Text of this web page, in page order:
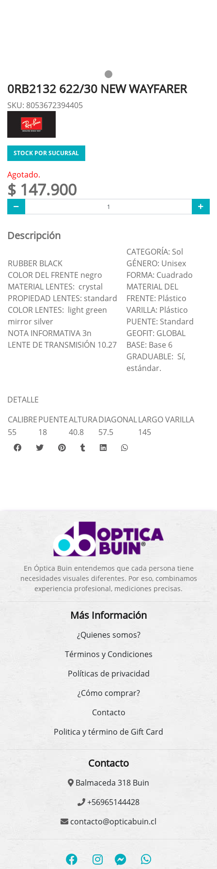
0RB2132 622/30 NEW WAYFARER
SKU: 8053672394405
STOCK POR SUCURSAL
Agotado.
$ 147.900
Descripción
RUBBER BLACK
COLOR DEL FRENTE negro
MATERIAL LENTES: crystal
PROPIEDAD LENTES: standard
COLOR LENTES: light green
mirror silver
NOTA INFORMATIVA 3n
LENTE DE TRANSMISIÓN 10.27
CATEGORÍA: Sol
GÉNERO: Unisex
FORMA: Cuadrado
MATERIAL DEL
FRENTE: Plástico
VARILLA: Plástico
PUENTE: Standard
GEOFIT: GLOBAL
BASE: Base 6
GRADUABLE: Sí,
estándar.
DETALLE
CALIBREPUENTEALTURADIAGONALLARGO VARILLA
55
18 40.8 57.5 145
En Óptica Buin entendemos que cada persona tiene
necesidades visuales diferentes. Por eso, combinamos
experiencia profesional, mediciones precisas.
Más Información
¿Quienes somos?
Términos y Condiciones
Políticas de privacidad
¿Cómo comprar?
Contacto
Politica y término de Gift Card
Contacto
Balmaceda 318 Buin
+56965144428
contacto@opticabuin.cl